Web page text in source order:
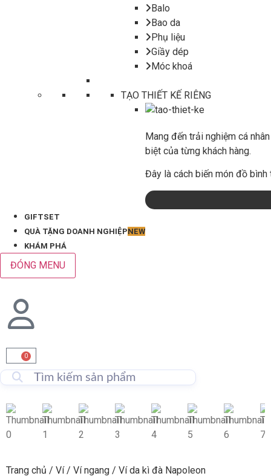
Balo
Bao da
Phụ liệu
Giầy dép
Móc khoá
TẠO THIẾT KẾ RIÊNG
Mang đến trải nghiệm cá
biệt của từng khách hàng.
Đây là cách biến món đồ
GIFTSET
QUÀ TẶNG DOANH NGHIỆPNEW
KHÁM PHÁ
ĐÓNG MENU
0
Trang chủ / Ví/ Ví ngang / Ví da kì đà Napoleon